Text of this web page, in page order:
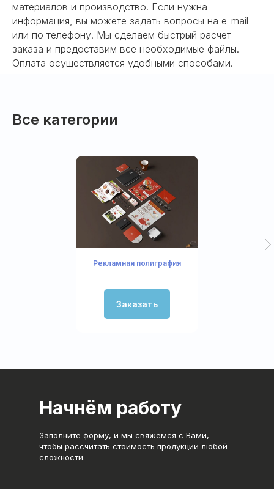
материалов и производство. Если нужна
информация, вы можете задать вопросы на e-mail
или по телефону. Мы сделаем быстрый расчет
заказа и предоставим все необходимые файлы.
Оплата осуществляется удобными способами.
Все категории
Рекламная полиграфия
Заказать
Начнём работу
Заполните форму, и мы свяжемся с Вами,
чтобы рассчитать стоимость продукции любой
сложности.